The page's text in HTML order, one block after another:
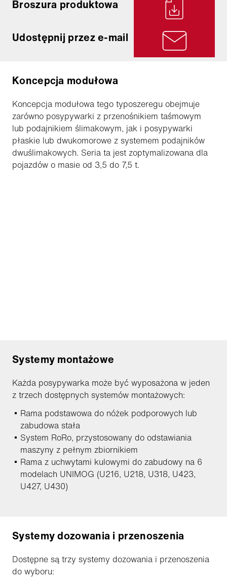
Broszura produktowa
Udostępnij przez e-mail
Koncepcja modułowa
Koncepcja modułowa tego typoszeregu obejmuje
zarówno posypywarki z przenośnikiem taśmowym
lub podajnikiem ślimakowym, jak i posypywarki
płaskie lub dwukomorowe z systemem podajników
dwuślimakowych. Seria ta jest zoptymalizowana dla
pojazdów o masie od 3,5 do 7,5 t.
Systemy montażowe
Każda posypywarka może być wyposażona w jeden
z trzech dostępnych systemów montażowych:
Rama podstawowa do nóżek podporowych lub
zabudowa stała
System RoRo, przystosowany do odstawiania
maszyny z pełnym zbiornikiem
Rama z uchwytami kulowymi do zabudowy na 6
modelach UNIMOG (U216, U218, U318, U423,
U427, U430)
Systemy dozowania i przenoszenia
Dostępne są trzy systemy dozowania i przenoszenia
do wyboru: